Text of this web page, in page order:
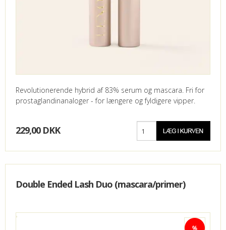
Revolutionerende hybrid af 83% serum og mascara. Fri for
prostaglandinanaloger - for længere og fyldigere vipper.
229,00 DKK
Double Ended Lash Duo (mascara/primer)